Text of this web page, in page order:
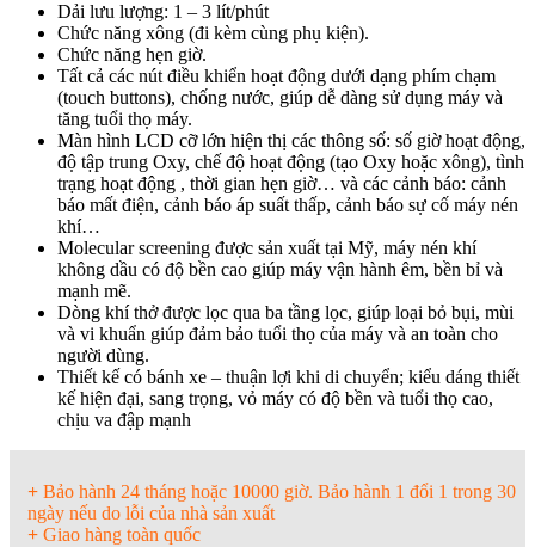
Dải lưu lượng: 1 – 3 lít/phút
Chức năng xông (đi kèm cùng phụ kiện).
Chức năng hẹn giờ.
Tất cả các nút điều khiển hoạt động dưới dạng phím chạm
(touch buttons), chống nước, giúp dễ dàng sử dụng máy và
tăng tuổi thọ máy.
Màn hình LCD cỡ lớn hiện thị các thông số: số giờ hoạt động,
độ tập trung Oxy, chế độ hoạt động (tạo Oxy hoặc xông), tình
trạng hoạt động , thời gian hẹn giờ… và các cảnh báo: cảnh
báo mất điện, cảnh báo áp suất thấp, cảnh báo sự cố máy nén
khí…
Molecular screening được sản xuất tại Mỹ, máy nén khí
không dầu có độ bền cao giúp máy vận hành êm, bền bỉ và
mạnh mẽ.
Dòng khí thở được lọc qua ba tầng lọc, giúp loại bỏ bụi, mùi
và vi khuẩn giúp đảm bảo tuổi thọ của máy và an toàn cho
người dùng.
Thiết kế có bánh xe – thuận lợi khi di chuyển; kiểu dáng thiết
kế hiện đại, sang trọng, vỏ máy có độ bền và tuổi thọ cao,
chịu va đập mạnh
+ Bảo hành 24 tháng hoặc 10000 giờ. Bảo hành 1 đổi 1 trong 30
ngày nếu do lỗi của nhà sản xuất
+ Giao hàng toàn quốc